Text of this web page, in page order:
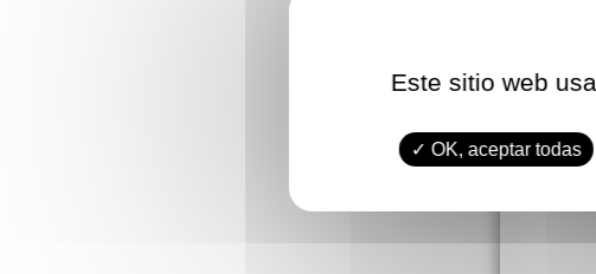
Este sitio web
OK, aceptar todas